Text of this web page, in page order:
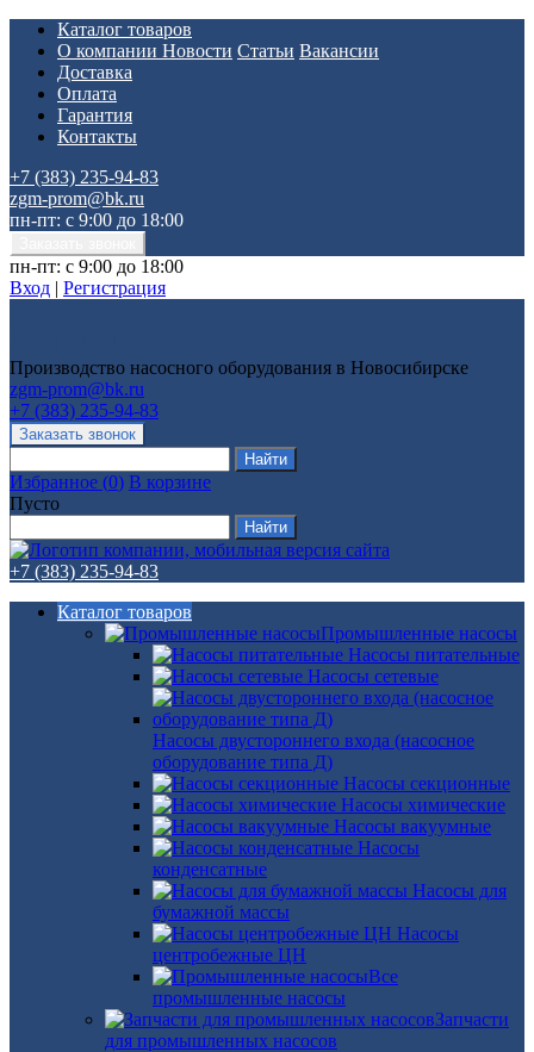
Каталог товаров
О компании Новости Статьи Вакансии
Доставка
Оплата
Гарантия
Контакты
+7 (383) 235-94-83
zgm-prom@bk.ru
пн-пт: с 9:00 до 18:00
пн-пт: с 9:00 до 18:00
Вход | Регистрация
Производство насосного оборудования в Новосибирске
zgm-prom@bk.ru
+7 (383) 235-94-83
Избранное (0) В корзине
Пусто
+7 (383) 235-94-83
Каталог товаров
Промышленные насосы
Насосы питательные
Насосы сетевые
Насосы двустороннего входа (насосное
оборудование типа Д)
Насосы секционные
Насосы химические
Насосы вакуумные
Насосы
конденсатные
Насосы для
бумажной массы
Насосы
центробежные ЦН
Все
промышленные насосы
Запчасти
для промышленных насосов